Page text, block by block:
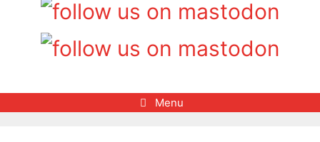
Menu